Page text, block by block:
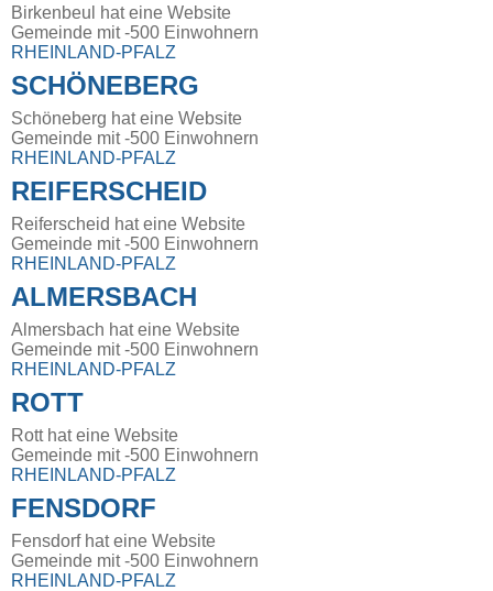
Birkenbeul hat eine Website
Gemeinde mit -500 Einwohnern
RHEINLAND-PFALZ
SCHÖNEBERG
Schöneberg hat eine Website
Gemeinde mit -500 Einwohnern
RHEINLAND-PFALZ
REIFERSCHEID
Reiferscheid hat eine Website
Gemeinde mit -500 Einwohnern
RHEINLAND-PFALZ
ALMERSBACH
Almersbach hat eine Website
Gemeinde mit -500 Einwohnern
RHEINLAND-PFALZ
ROTT
Rott hat eine Website
Gemeinde mit -500 Einwohnern
RHEINLAND-PFALZ
FENSDORF
Fensdorf hat eine Website
Gemeinde mit -500 Einwohnern
RHEINLAND-PFALZ